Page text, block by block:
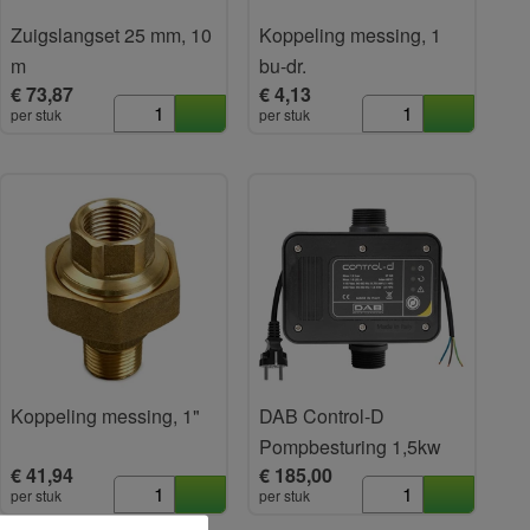
Zuigslangset 25 mm, 10
m
€ 73,87
per stuk
Koppeling messing, 1
bu-dr.
€ 4,13
per stuk
Koppeling messing, 1"
€ 41,94
per stuk
DAB Control-D
Pompbesturing 1,5kw
€ 185,00
per stuk